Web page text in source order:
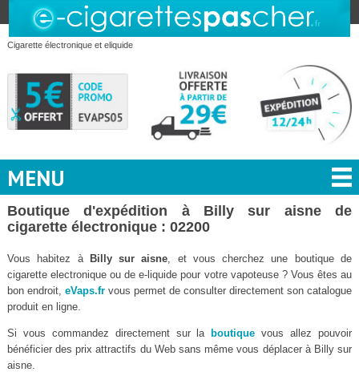
Cigarette électronique et eliquide
MENU
Boutique d'expédition à Billy sur aisne de
cigarette électronique : 02200
Vous habitez à Billy sur aisne , et vous cherchez une boutique de
cigarette electronique ou de e-liquide pour votre vapoteuse ? Vous êtes au
bon endroit, eVaps.frvous permet de consulter directement son catalogue
produit en ligne.
Si vous commandez directement sur la boutique vous allez pouvoir
bénéficier des prix attractifs du Web sans même vous déplacer à Billy sur
aisne.